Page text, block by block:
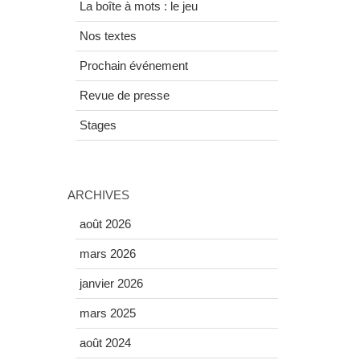
La boîte à mots : le jeu
Nos textes
Prochain événement
Revue de presse
Stages
ARCHIVES
août 2026
mars 2026
janvier 2026
mars 2025
août 2024